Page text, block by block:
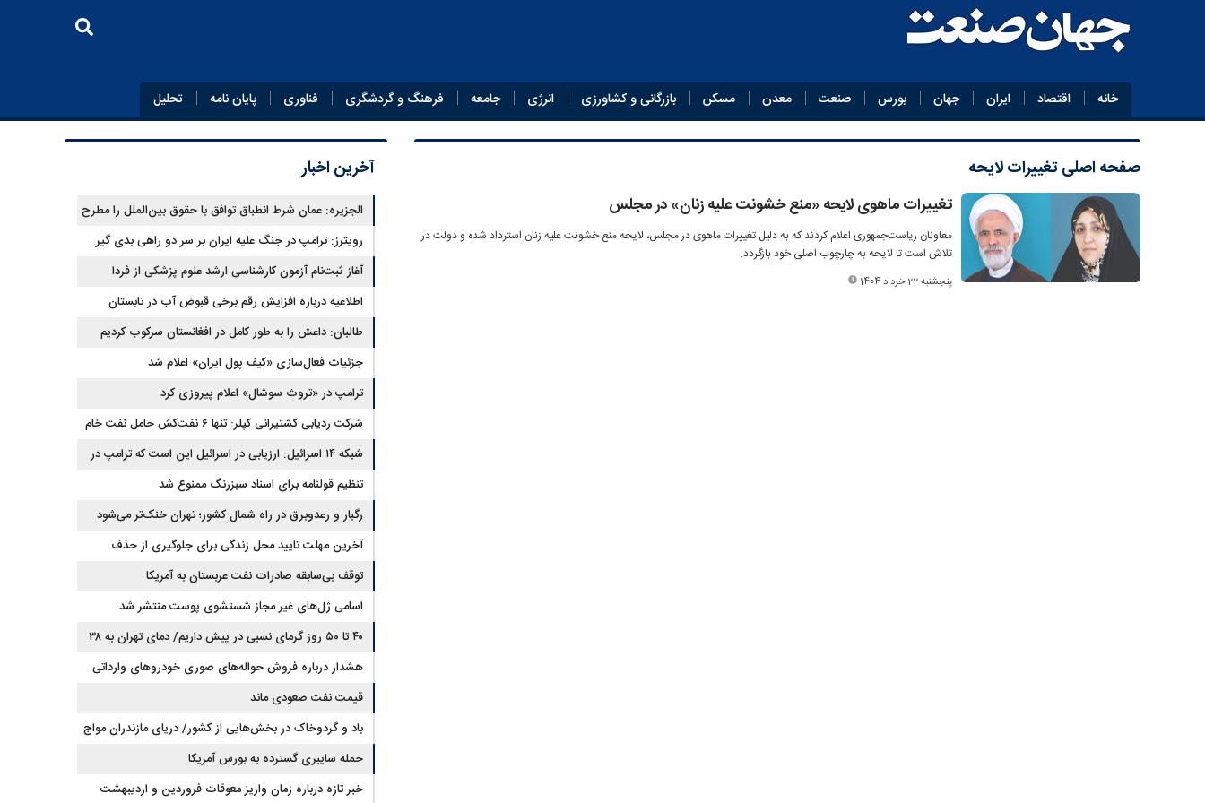
خانه اقتصاد ایران جهان بورس صنعت معدن مسکن بازرگانی و کشاورزی انرژی جامعه فرهنگ و گردشگری فناوری پایان‌ نامه تحلیل
صفحه اصلیتغییرات لایحه
تغییرات ماهوی لایحه «منع خشونت علیه زنان» در مجلس
معاونان ریاست‌جمهوری اعلام کردند که به دلیل تغییرات ماهوی در مجلس، لایحه منع خشونت علیه زنان استرداد شده و دولت در
تلاش است تا لایحه به چارچوب اصلی خود بازگردد.
پنجشنبه 22 خرداد 1404
آخرین اخبار
الجزیره: عمان شرط انطباق توافق با حقوق بین‌الملل را مطرح
کرد و ایران پذیرفت
رویترز: ترامپ در جنگ علیه ایران بر سر دو راهی بدی گیر
افتاده است
آغاز ثبت‌نام‌ آزمون کارشناسی ارشد علوم پزشکی از فردا
اطلاعیه درباره افزایش رقم برخی قبوض آب در تابستان
طالبان: داعش را به طور کامل در افغانستان سرکوب کردیم
جزئیات فعال‌سازی «کیف پول ایران» اعلام شد
ترامپ در «تروث سوشال» اعلام پیروزی کرد
شرکت ردیابی کشتیرانی کپلر: تنها ۶ نفت‌کش حامل نفت خام
این هفته از تنگه هرمز خارج شدند
شبکه ۱۴ اسرائیل: ارزیابی در اسرائیل این است که ترامپ در
مسیر توافق با ایران قرار دارد
تنظیم قولنامه برای اسناد سبزرنگ ممنوع شد
رگبار و رعدوبرق در راه شمال کشور؛ تهران خنک‌تر می‌شود
آخرین مهلت تایید محل زندگی برای جلوگیری از حذف
کالابرگ اعلام شد
توقف بی‌سابقه صادرات نفت عربستان به آمریکا
اسامی ژل‌های غیر مجاز شستشوی پوست منتشر شد
۴۰ تا ۵۰ روز گرمای نسبی در پیش داریم/ دمای تهران به ۳۸
درجه می‌رسد
هشدار درباره فروش حواله‌های صوری خودروهای وارداتی
قیمت نفت صعودی ماند
باد و گردوخاک در بخش‌هایی از کشور/ دریای مازندران مواج
است
حمله سایبری گسترده به بورس آمریکا
خبر تازه درباره زمان واریز معوقات فروردین و اردیبهشت